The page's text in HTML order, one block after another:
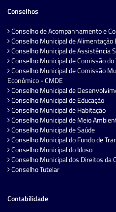
Conselhos
Conselho de Acompanhamento e
Conselho Municipal de Alimentação
Conselho Municipal de Assistência
Conselho Municipal de Comissão
Conselho Municipal de Comissão
Econômico - CMDE
Conselho Municipal de
Conselho Municipal de Educação
Conselho Municipal de Habitação
Conselho Municipal de Meio
Conselho Municipal de Saúde
Conselho Municipal do Fundo de
Conselho Municipal do Idoso
Conselho Municipal dos Direitos da
Conselho Tutelar
Contabilidade